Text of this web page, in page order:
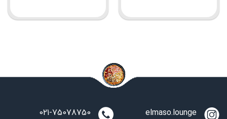
elmaso.lounge